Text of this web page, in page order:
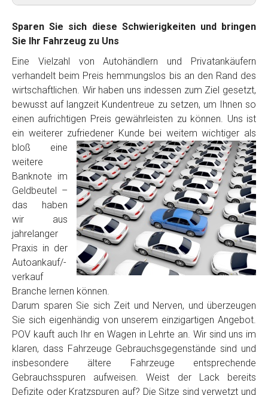
Kontaktformular
Marke*
Model*
Baujahr
Getriebe
Bekannte Schäden
Preisvorstellung
Name*
Sparen Sie sich diese Schwierigkeiten und bringen
Sie Ihr Fahrzeug zu Uns
Eine Vielzahl von Autohändlern und Privatankäufern
verhandelt beim Preis hemmungslos bis an den Rand des
wirtschaftlichen. Wir haben uns indessen zum Ziel gesetzt,
bewusst auf langzeit Kundentreue zu setzen, um Ihnen so
einen aufrichtigen Preis gewährleisten zu können. Uns ist
ein weiterer zufriedener Kunde bei weitem wichtiger als
bloß eine
weitere
Banknote im
Geldbeutel –
das haben
wir aus
jahrelanger
Praxis in der
Autoankauf/-
verkauf
Branche lernen können.
Darum sparen Sie sich Zeit und Nerven, und überzeugen
Sie sich eigenhändig von unserem einzigartigen Angebot.
POV kauft auch Ihr en Wagen in Lehrte an. Wir sind uns im
klaren, dass Fahrzeuge Gebrauchsgegenstände sind und
insbesondere ältere Fahrzeuge entsprechende
Gebrauchsspuren aufweisen. Weist der Lack bereits
Defizite oder Kratzspuren auf? Die Sitze sind verwetzt und